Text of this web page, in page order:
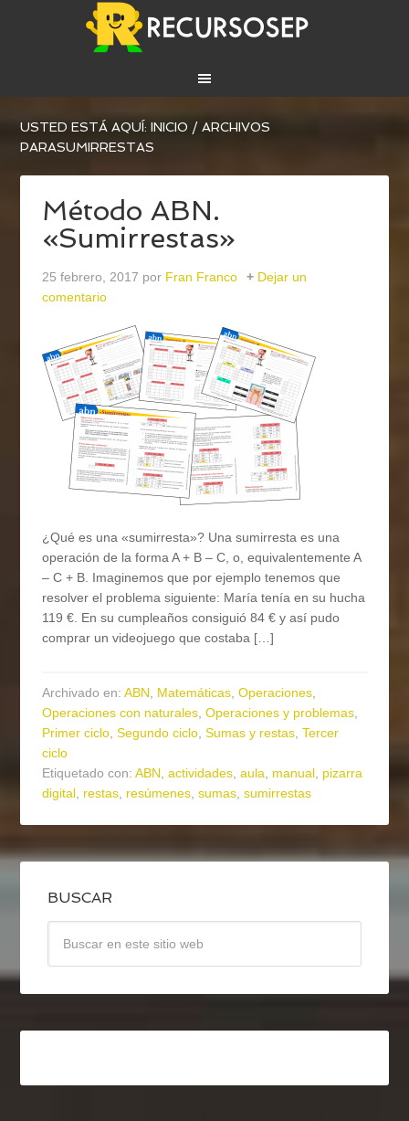
USTED ESTÁ AQUÍ:INICIO / ARCHIVOS
PARASUMIRRESTAS
Método ABN.
«Sumirrestas»
25 febrero, 2017 por Fran Franco
Dejar un
comentario
¿Qué es una «sumirresta»? Una sumirresta es una
operación de la forma A + B – C, o, equivalentemente A
– C + B. Imaginemos que por ejemplo tenemos que
resolver el problema siguiente: María tenía en su hucha
119 €. En su cumpleaños consiguió 84 € y así pudo
comprar un videojuego que costaba […]
Archivado en:ABN, Matemáticas,Operaciones,
Operaciones con naturales,Operaciones y problemas,
Primer ciclo,Segundo ciclo,Sumas y restas,Tercer
ciclo
Etiquetado con:ABN,actividades,aula, manual, pizarra
digital, restas, resúmenes,sumas,sumirrestas
BUSCAR